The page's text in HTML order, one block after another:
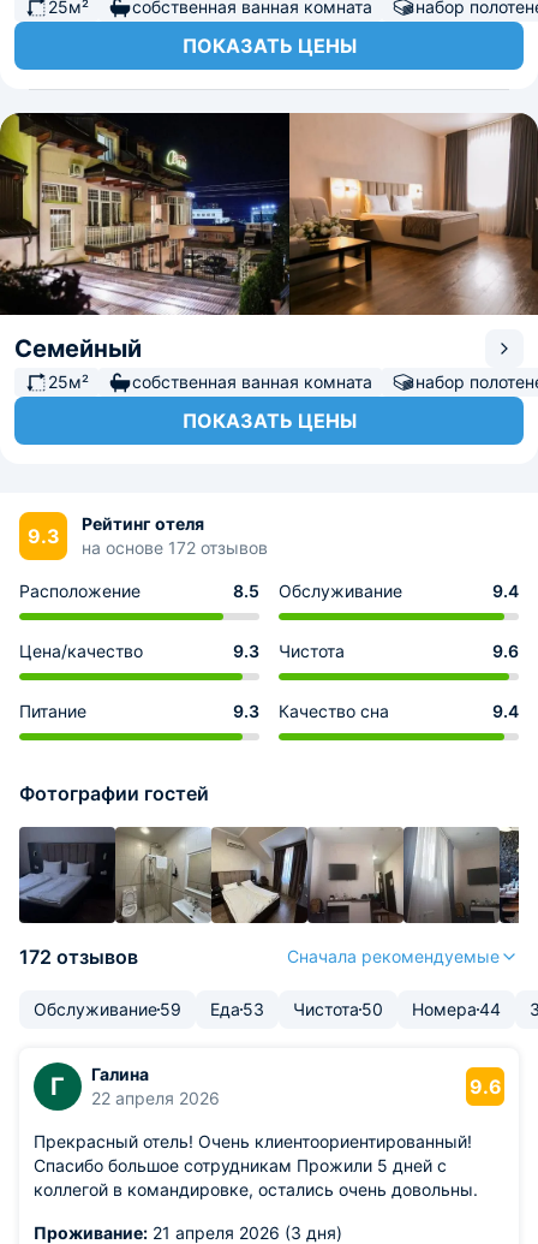
25м² собственная ванная комната набор
ПОКАЗАТЬ ЦЕНЫ
Семейный
25м² собственная ванная комната набор
ПОКАЗАТЬ ЦЕНЫ
9.3
Рейтинг отеля
на основе 172 отзывов
Расположение 8.5 Обслуживание 9.4
Цена/качество 9.3 Чистота 9.6
Питание 9.3 Качество сна 9.4
Фотографии гостей
172 отзывов Сначала рекомендуемые
Обслуживание59 Еда 53 Чистота 50 Номера44
Г
Галина
22 апреля 2026
9.6
Прекрасный отель! Очень клиентоориентированный!
Спасибо большое сотрудникам Прожили 5 дней с
коллегой в командировке, остались очень довольны.
Проживание: 21 апреля 2026 (3 дня)